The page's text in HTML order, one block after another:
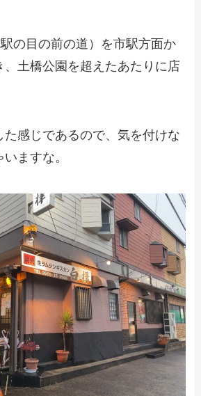
の目の前の道）を市駅方面か
、土橋公園を超えたあたりに店
た感じであるので、気を付けな
ますな。